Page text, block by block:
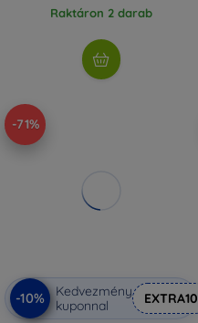
Raktáron 2 darab
-71%
-10%
Kedvezmény
kuponnal
EXTRA10